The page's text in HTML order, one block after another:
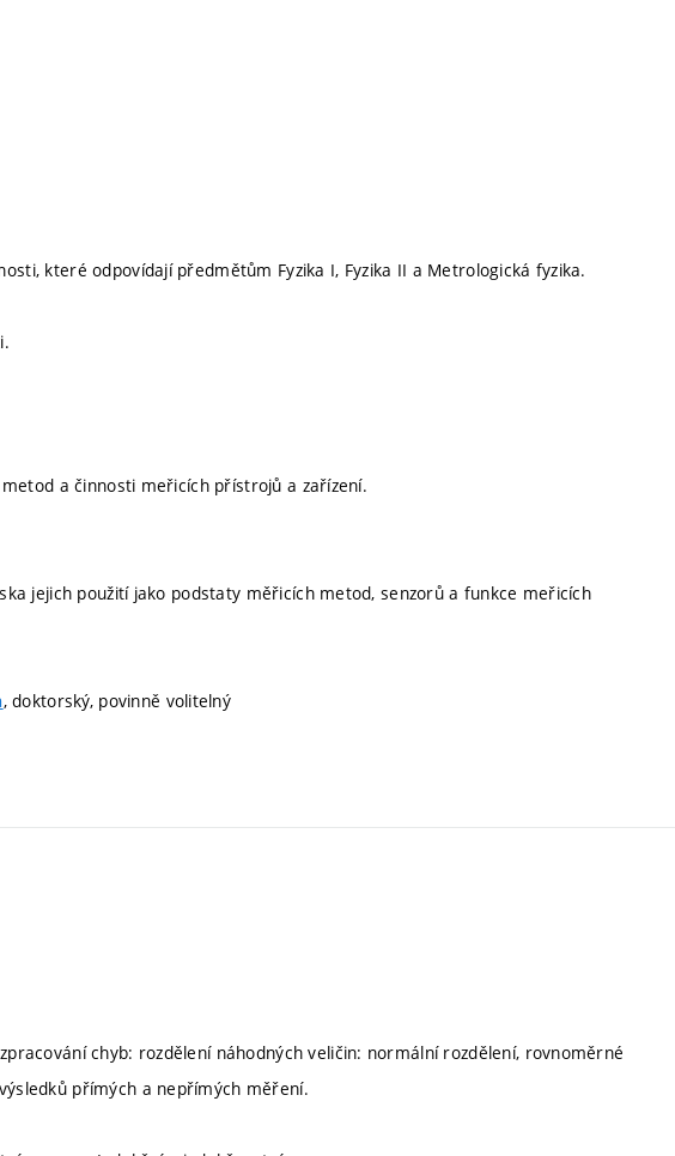
které odpovídají předmětům Fyzika I, Fyzika II a Metrologická fyzika.
a činnosti meřicích přístrojů a zařízení.
jejich použití jako podstaty měřicích metod, senzorů a funkce meřicích
, doktorský, povinně volitelný
chyb: rozdělení náhodných veličin: normální rozdělení, rovnoměrné
přímých a nepřímých měření.